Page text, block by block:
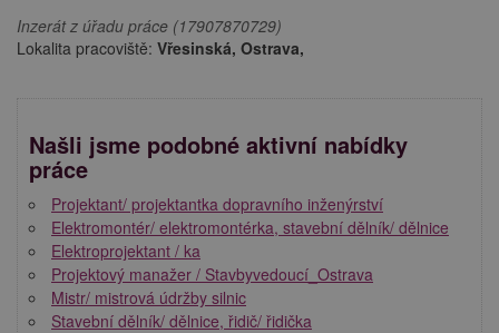
Inzerát z úřadu práce (17907870729)
Lokalita pracoviště: Vřesinská, Ostrava,
Našli jsme podobné aktivní nabídky
práce
Projektant/ projektantka dopravního inženýrství
Elektromontér/ elektromontérka, stavební dělník/ dělnice
Elektroprojektant / ka
Projektový manažer / Stavbyvedoucí_Ostrava
Mistr/ mistrová údržby silnic
Stavební dělník/ dělnice, řidič/ řidička